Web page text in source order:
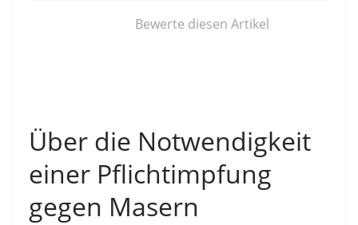
Bewerte diesen Artikel
Über die Notwendigkeit
einer Pflichtimpfung
gegen Masern